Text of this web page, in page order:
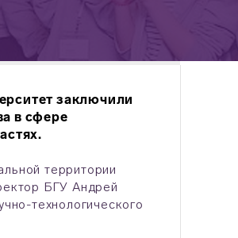
заключили
в сфере
территории
БГУ Андрей
технологического